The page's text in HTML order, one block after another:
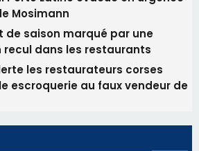
de Saint Exupery
nouvelle Miss Corse 2026
la Corse aux premières loges
reviendra pas avant 2081